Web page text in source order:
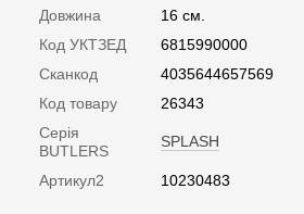
Довжина
16 см.
Код УКТЗЕД
6815990000
Сканкод
4035644657569
Код товару
26343
Серія
BUTLERS
SPLASH
Артикул2 10230483